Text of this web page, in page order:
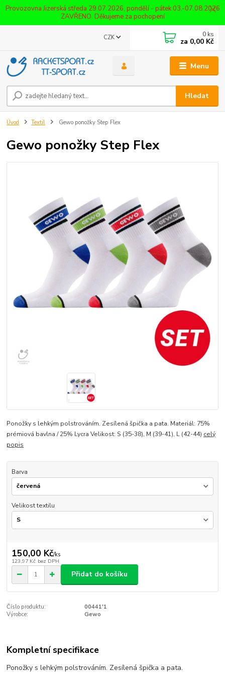
Provozovna Jizerská středa 29.07.2026, pondělí - pátek 03.-07.08.2026
ZAVŘENO. Děkujeme za pochopení
Menu
CZK
Hledat
0 ks
za 0,00 Kč
Úvod Textil Gewo ponožky Step Flex
Gewo ponožky Step Flex
Ponožky s lehkým polstrováním. Zesílená špička a pata. Materiál: 75%
prémiová bavlna / 25% Lycra Velikost: S (35-38), M (39-41), L (42-44) celý
popis
Barva
Velikost textilu
150,00 Kč/ks
123,97 Kč bez DPH
Přidat do košíku
Číslo produktu:
00441'1
Výrobce:
Gewo
Kompletní specifikace
Ponožky s lehkým polstrováním. Zesílená špička a pata.